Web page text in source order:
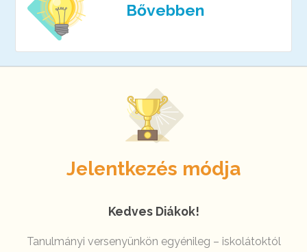
Bővebben
Jelentkezés módja
Kedves Diákok!
Tanulmányi versenyünkön egyénileg – iskolátoktól